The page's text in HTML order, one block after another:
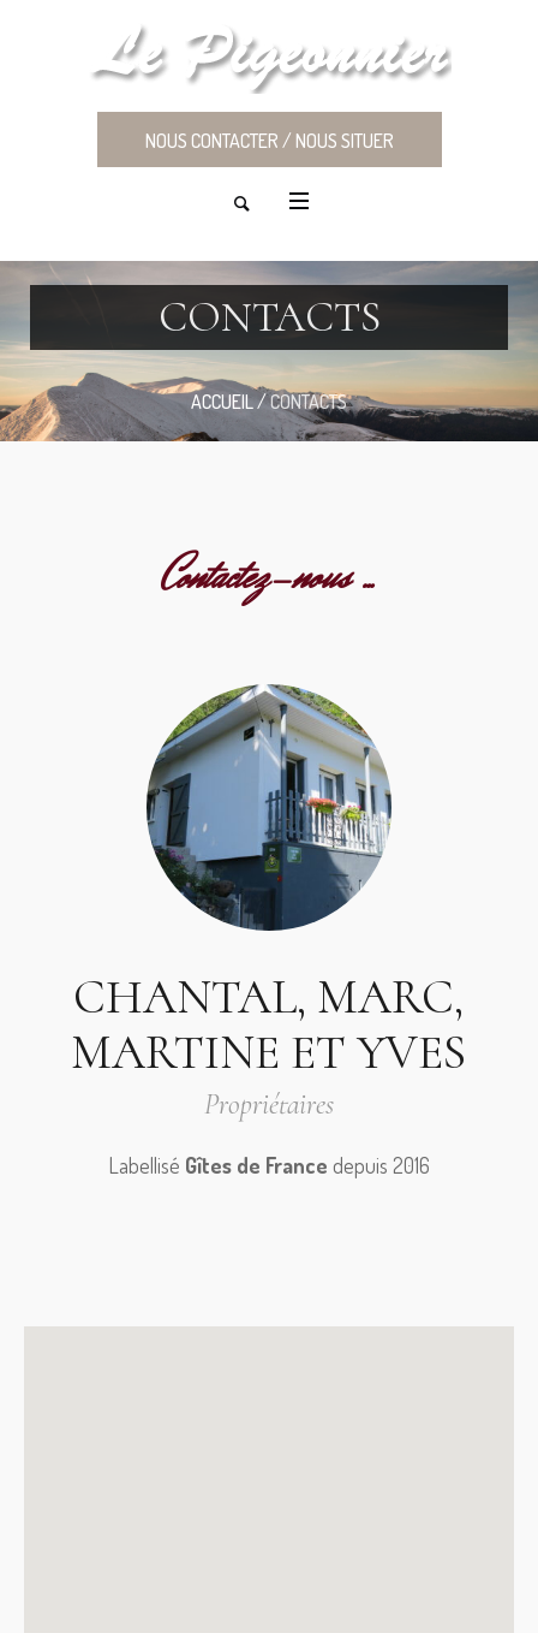
NOUS CONTACTER / NOUS SITUER
CONTACTS
ACCUEIL/CONTACTS
Contactez-nous …
CHANTAL, MARC,
MARTINE ET YVES
Propriétaires
Labellisé Gîtes de France depuis 2016